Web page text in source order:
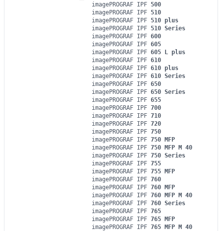
imagePROGRAF IPF 500
imagePROGRAF IPF 510
imagePROGRAF IPF 510 plus
imagePROGRAF IPF 510 Series
imagePROGRAF IPF 600
imagePROGRAF IPF 605
imagePROGRAF IPF 605 L plus
imagePROGRAF IPF 610
imagePROGRAF IPF 610 plus
imagePROGRAF IPF 610 Series
imagePROGRAF IPF 650
imagePROGRAF IPF 650 Series
imagePROGRAF IPF 655
imagePROGRAF IPF 700
imagePROGRAF IPF 710
imagePROGRAF IPF 720
imagePROGRAF IPF 750
imagePROGRAF IPF 750 MFP
imagePROGRAF IPF 750 MFP M 40
imagePROGRAF IPF 750 Series
imagePROGRAF IPF 755
imagePROGRAF IPF 755 MFP
imagePROGRAF IPF 760
imagePROGRAF IPF 760 MFP
imagePROGRAF IPF 760 MFP M 40
imagePROGRAF IPF 760 Series
imagePROGRAF IPF 765
imagePROGRAF IPF 765 MFP
imagePROGRAF IPF 765 MFP M 40